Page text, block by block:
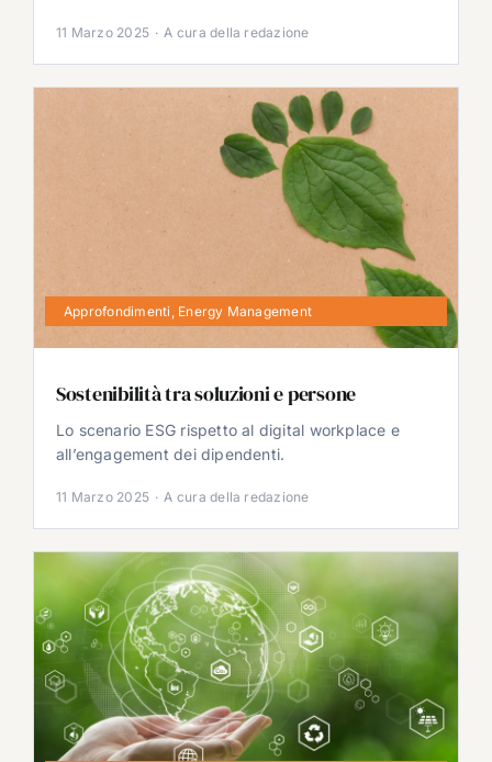
11 Marzo 2025 · A cura della redazione
Approfondimenti Energy Management
Sostenibilità tra soluzioni e persone
Lo scenario ESG rispetto al digital workplace e
all’engagement dei dipendenti.
11 Marzo 2025 · A cura della redazione